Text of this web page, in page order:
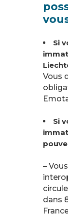
Si
Vous
Si
–
dans